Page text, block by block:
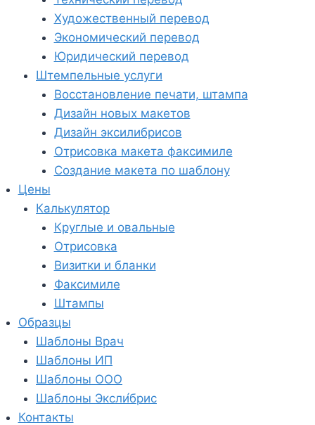
Художественный перевод
Экономический перевод
Юридический перевод
Штемпельные услуги
Восстановление печати, штампа
Дизайн новых макетов
Дизайн эксилибрисов
Отрисовка макета факсимиле
Создание макета по шаблону
Цены
Калькулятор
Круглые и овальные
Отрисовка
Визитки и бланки
Факсимиле
Штампы
Образцы
Шаблоны Врач
Шаблоны ИП
Шаблоны ООО
Шаблоны Эксли́брис
Контакты